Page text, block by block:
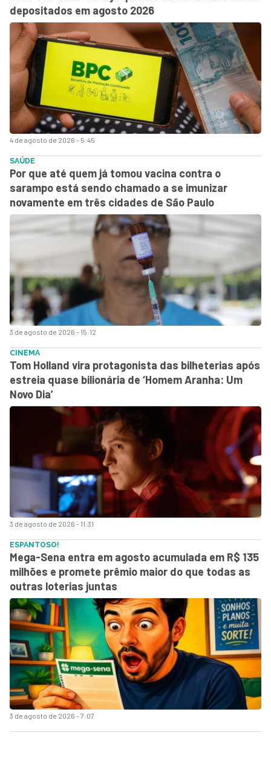
4 de agosto de 2026 - 5:45
depositados em agosto 2026
3 de agosto de 2026 - 15:12
SAÚDE
Por que até quem já tomou vacina contra o
sarampo está sendo chamado a se imunizar
novamente em três cidades de São Paulo
3 de agosto de 2026 - 11:31
CINEMA
Tom Holland vira protagonista das bilheterias após
estreia quase bilionária de ‘Homem Aranha: Um
Novo Dia’
3 de agosto de 2026 - 7:07
ESPANTOSO!
Mega-Sena entra em agosto acumulada em R$ 135
milhões e promete prêmio maior do que todas as
outras loterias juntas